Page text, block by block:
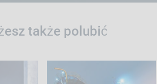
także polubić